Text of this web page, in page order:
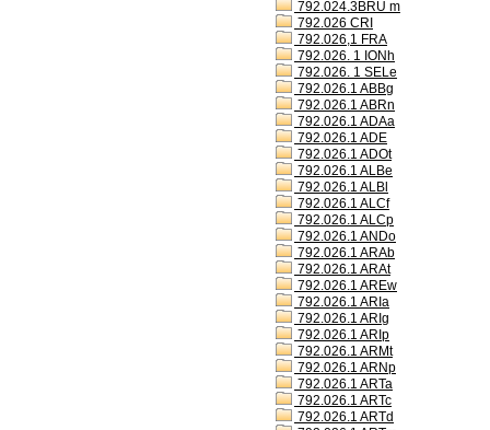
792.024.3BRU m
792.026 CRI
792.026,1 FRA
792.026. 1 IONh
792.026. 1 SELe
792.026.1 ABBg
792.026.1 ABRn
792.026.1 ADAa
792.026.1 ADE
792.026.1 ADOt
792.026.1 ALBe
792.026.1 ALBl
792.026.1 ALCf
792.026.1 ALCp
792.026.1 ANDo
792.026.1 ARAb
792.026.1 ARAt
792.026.1 AREw
792.026.1 ARIa
792.026.1 ARIg
792.026.1 ARIp
792.026.1 ARMt
792.026.1 ARNp
792.026.1 ARTa
792.026.1 ARTc
792.026.1 ARTd